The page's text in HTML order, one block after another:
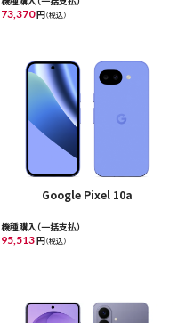
73,370円（税込）
Google Pixel 10a
機種購入（一括支払）
95,513円（税込）